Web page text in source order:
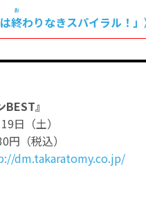
終
お
わりなきスパイラル！
』
日（土）
（税込）
dm.takaratomy.co.jp/